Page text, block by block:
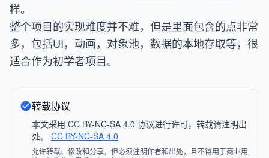
样。
整个项目的实现难度并不难，但是里面包含的点非常
多，包括UI，动画，对象池，数据的本地存取等，很
适合作为初学者项目。
转载协议
本文采用 CC BY-NC-SA 4.0 协议进行许可，转载请注明出
处。 CC BY-NC-SA 4.0
允许转载、修改和分享，但必须注明作者和出处，且不得用于商业用